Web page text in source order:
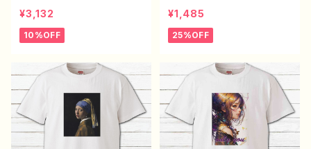
文字 ネタTシャツ かわ
いい おしゃれ 個性的
おすすめ 半袖シャツ デ
ル デザイン グッズ タイ
トル：筋肉こそ正義 作：ん
ごミック G-6
¥3,132
10%OFF
いい女子 美しい女の子
カラーヘア ロングヘア
おしゃれ エモい メン
おすすめ 人気 イラスト
レーター 絵師 クリエイ
ター 白 半袖シャツ コ
ラボ オリジナル デザイ
ン グッズ ノンブランド
¥1,485
25%OFF